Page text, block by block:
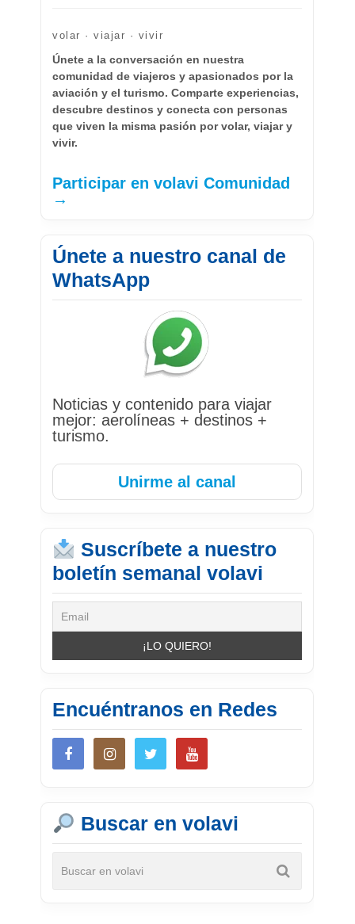
volar · viajar · vivir
Únete a la conversación en nuestra
comunidad de viajeros y apasionados por la
aviación y el turismo. Comparte experiencias,
descubre destinos y conecta con personas
que viven la misma pasión por volar, viajar y
vivir.
Participar en volavi Comunidad
→
Únete a nuestro canal de
WhatsApp
Noticias y contenido para viajar
mejor: aerolíneas + destinos +
turismo.
Unirme al canal
Suscríbete a nuestro
boletín semanal volavi
Encuéntranos en Redes
Buscar en volavi